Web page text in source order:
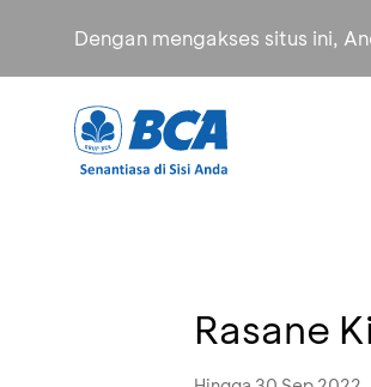
Dengan mengakses situs ini,
Rasane